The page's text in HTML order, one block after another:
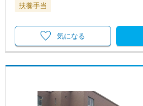
扶養手当
気になる